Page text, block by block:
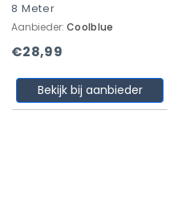
8 Meter
Aanbieder: Coolblue
€28,99
Bekijk bij aanbieder